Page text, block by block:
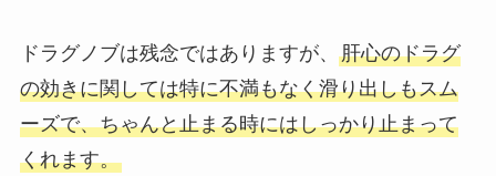
ドラグノブは残念ではありますが、 肝心のドラグ
の効きに関しては特に不満もなく滑り出しもスム
ーズで、ちゃんと止まる時にはしっかり止まって
くれます。